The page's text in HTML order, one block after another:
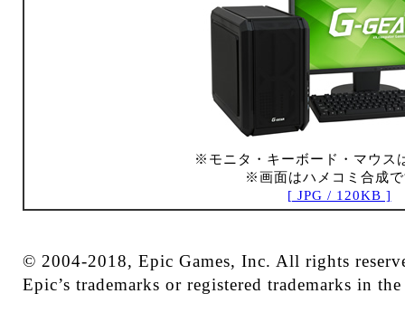
※モニタ・キーボード・マウス
※画面はハメコミ合成
[ JPG / 120KB ]
© 2004-2018, Epic Games, Inc. All rights
Epic’s trademarks or registered trademarks in